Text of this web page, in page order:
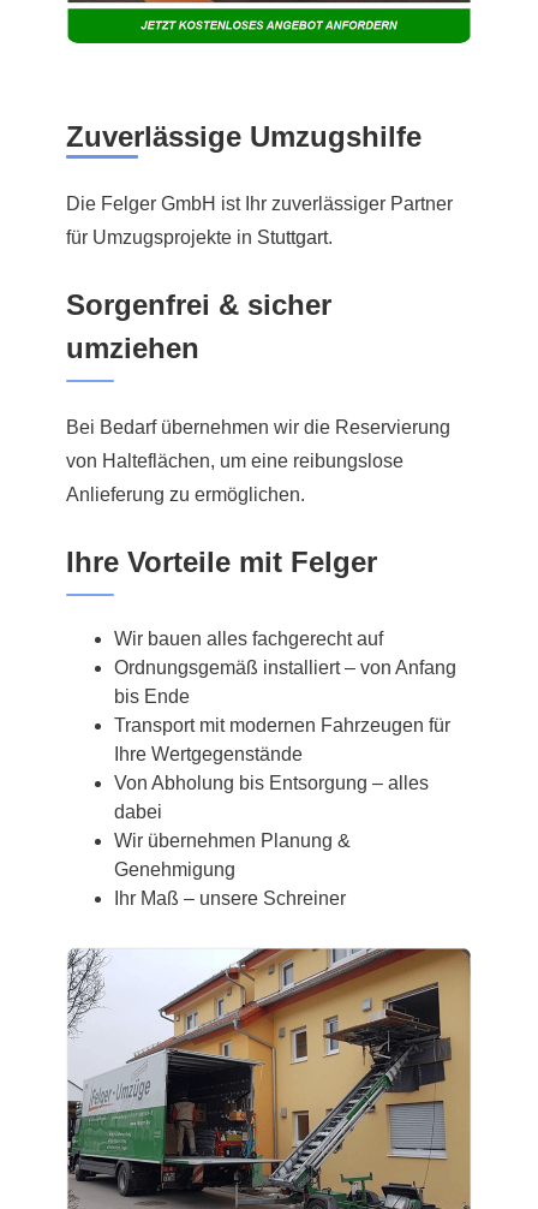
Zuverlässige Umzugshilfe
Die Felger GmbH ist Ihr zuverlässiger Partner
für Umzugsprojekte in Stuttgart.
Sorgenfrei & sicher
umziehen
Bei Bedarf übernehmen wir die Reservierung
von Halteflächen, um eine reibungslose
Anlieferung zu ermöglichen.
Ihre Vorteile mit Felger
Wir bauen alles fachgerecht auf
Ordnungsgemäß installiert – von Anfang
bis Ende
Transport mit modernen Fahrzeugen für
Ihre Wertgegenstände
Von Abholung bis Entsorgung – alles
dabei
Wir übernehmen Planung &
Genehmigung
Ihr Maß – unsere Schreiner